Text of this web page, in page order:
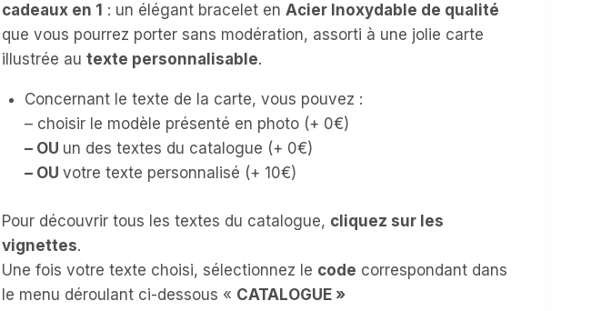
cadeaux en 1 : un élégant bracelet en Acier Inoxydable de qualité
que vous pourrez porter sans modération, assorti à une jolie carte
illustrée au texte personnalisable.
Concernant le texte de la carte, vous pouvez :
– choisir le modèle présenté en photo (+ 0€)
– OU un des textes du catalogue (+ 0€)
– OUvotre texte personnalisé (+ 10€)
Pour découvrir tous les textes du catalogue, cliquez sur les
vignettes.
Une fois votre texte choisi, sélectionnez le code correspondant dans
le menu déroulant ci-dessous « CATALOGUE »